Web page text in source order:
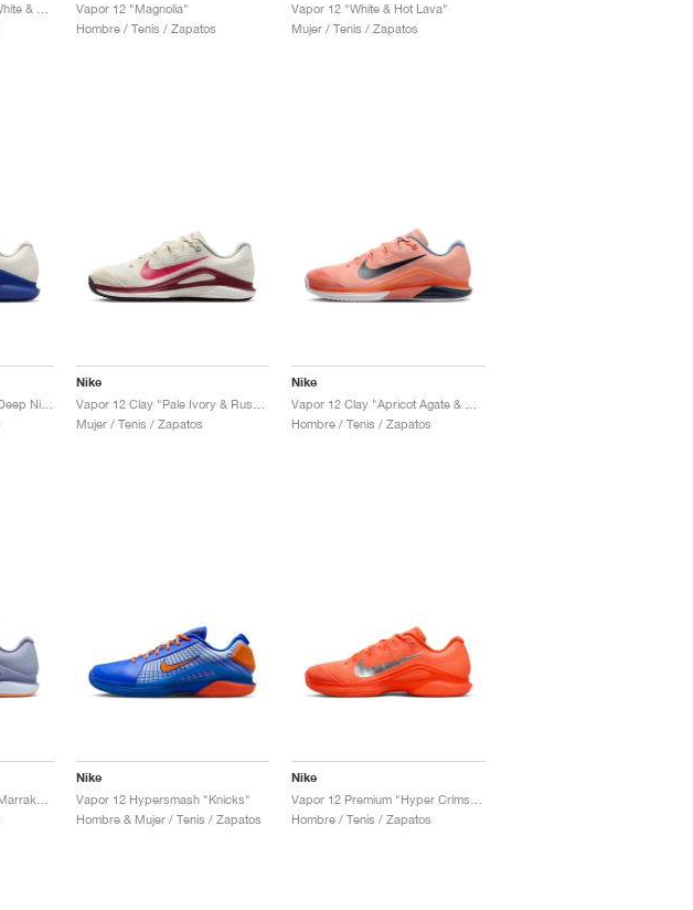
Vapor 12 "Magnolia"
Hombre / Tenis / Zapatos
Vapor 12 "White & Hot Lava"
Mujer / Tenis / Zapatos
Vapor 12 Premium Clay "Deep Night & Light Crimson"
Nike
Mujer / Tenis / Zapatos
Nike
Hombre / Tenis / Zapatos
Nike
Vapor 12 Hypersmash "Knicks"
Hombre & Mujer / Tenis / Zapatos
Nike
Hombre / Tenis / Zapatos